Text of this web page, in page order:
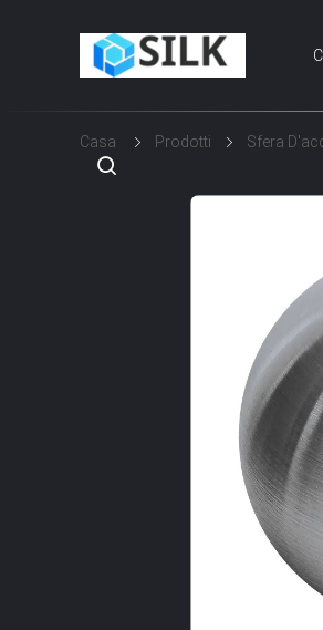
Casa Prodotti Sfera